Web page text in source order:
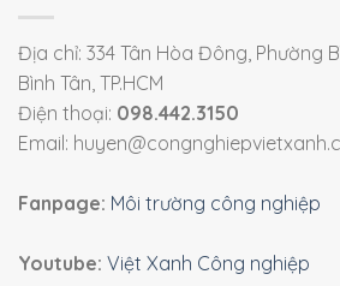
Địa chỉ: 334 Tân Hòa Đông, Phường
Bình Tân, TP.HCM
Điện thoại: 098.442.3150
Email:
Fanpage: Môi trường công nghiệp
Youtube: Việt Xanh Công nghiệp